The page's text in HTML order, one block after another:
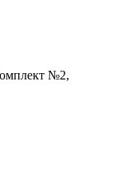
№2,